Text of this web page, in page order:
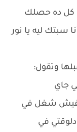
كل ده حصلك
سبتك ليه يا نور
وتقول:
جاي
مفيش شغل في
في